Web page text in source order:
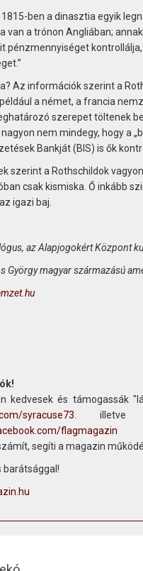
ben a dinasztia egyik
van a trónon Angliában;
pénzmennyiséget
Az információk szerint a
a német, a francia
szerepet töltenek
nem mindegy, hogy a
Bankját (BIS) is ők
szerint a Rothschildok
csak kismiska. Ő inkább
igazi baj.
az Alapjogokért Központ
György magyar származású
kedvesek és támogassák
syracuse73 . illetve
flagmagazin
segíti a magazin
barátsággal!